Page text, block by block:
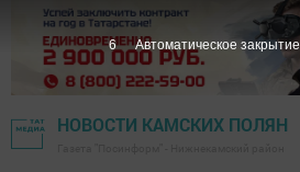
НОВОСТИ КАМСКИХ ПОЛЯН
5 Автоматическое